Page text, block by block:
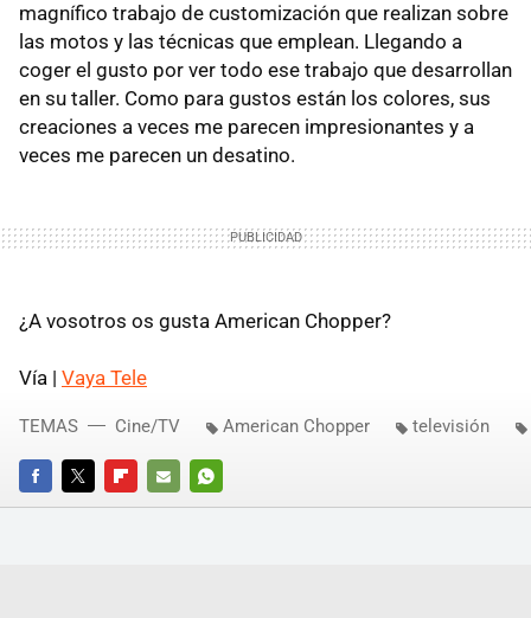
magnífico trabajo de customización que realizan sobre
las motos y las técnicas que emplean. Llegando a
coger el gusto por ver todo ese trabajo que desarrollan
en su taller. Como para gustos están los colores, sus
creaciones a veces me parecen impresionantes y a
veces me parecen un desatino.
¿A vosotros os gusta American Chopper?
Vía | Vaya Tele
FACEBOOKTWITTERFLIPBOARD
E-
WHATSAPP
TEMAS Cine/TV American Chopper televisión